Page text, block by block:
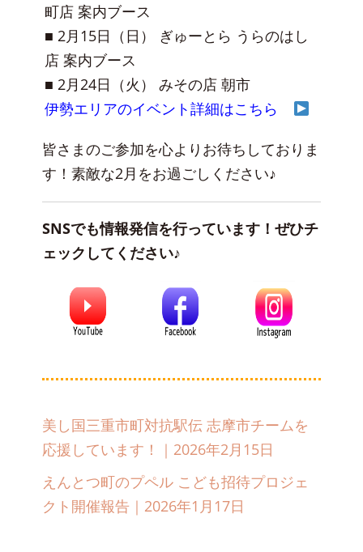
町店 案内ブース
■ 2月15日（日） ぎゅーとら うらのはし
店 案内ブース
■ 2月24日（火） みその店 朝市
伊勢エリアのイベント詳細はこちら
皆さまのご参加を心よりお待ちしておりま
す！素敵な2月をお過ごしください♪
SNSでも情報発信を行っています！ぜひチ
ェックしてください♪
美し国三重市町対抗駅伝 志摩市チームを
応援しています！｜2026年2月15日
えんとつ町のプペル こども招待プロジェ
クト開催報告｜2026年1月17日